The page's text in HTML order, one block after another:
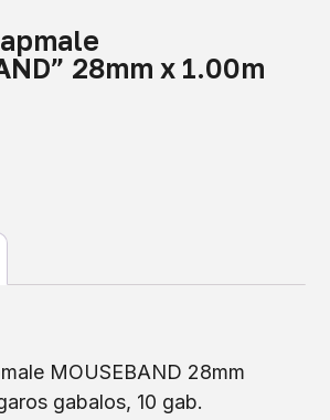
28mm x 1.00m
MOUSEBAND 28mm
gabalos, 10 gab.